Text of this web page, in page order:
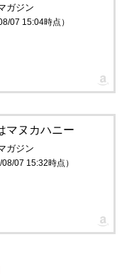
ガジン
07 15:04時点）
マヌカハニー
ガジン
07 15:32時点）